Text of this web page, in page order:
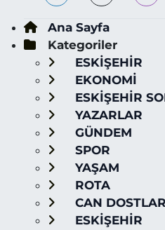
Ana Sayfa
Kategoriler
ESKİŞEHİR
EKONOMİ
ESKİŞEHİR
YAZARLAR
GÜNDEM
SPOR
YAŞAM
ROTA
CAN DOSTLAR
ESKİŞEHİR